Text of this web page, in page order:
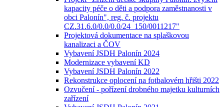
kapacity péče o děti a podpora zaměstnanosti v
obci Palonín", reg. č. projektu
CZ.31.6.0/0.0/0.0/24_150/0011217"
Projektová dokumentace na splaškovou
kanalizaci a ČOV
Vybavení JSDH Palonín 2024
Modernizace vybavení KD
Vybavení JSDH Palonín 2022
Rekonstrukce oplocení na fotbalovém hřišti 2022
Ozvučení - pořízení drobného majetku kulturních
zařízení